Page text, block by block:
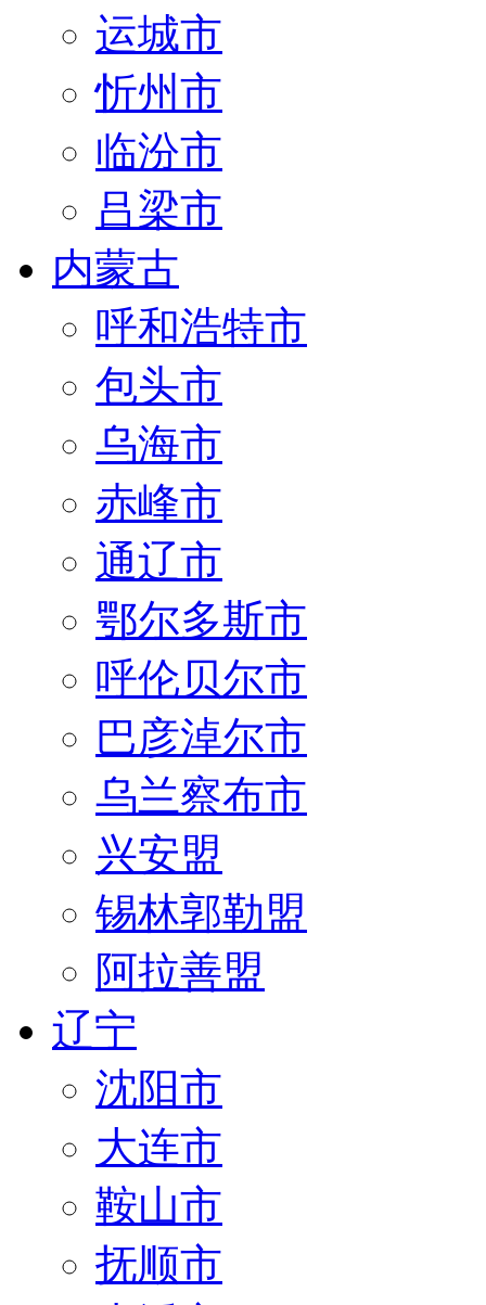
运城市
忻州市
临汾市
吕梁市
内蒙古
呼和浩特市
包头市
乌海市
赤峰市
通辽市
鄂尔多斯市
呼伦贝尔市
巴彦淖尔市
乌兰察布市
兴安盟
锡林郭勒盟
阿拉善盟
辽宁
沈阳市
大连市
鞍山市
抚顺市